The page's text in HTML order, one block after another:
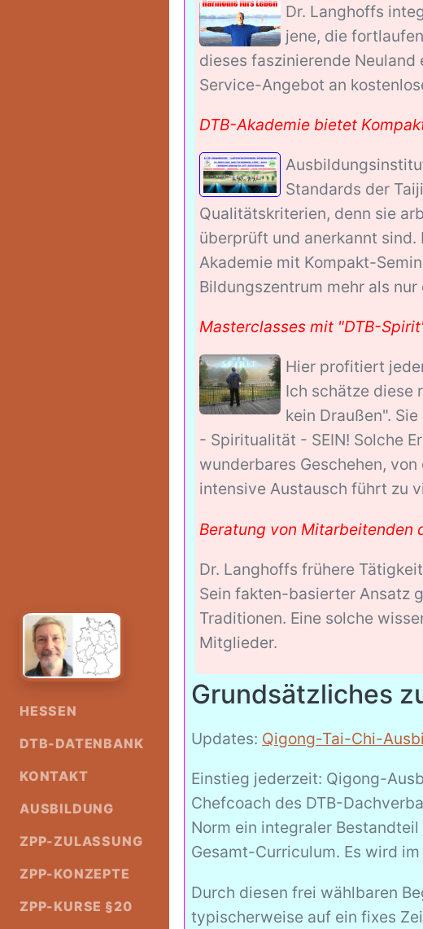
HESSEN
DTB-DATENBANK
KONTAKT
AUSBILDUNG
ZPP-ZULASSUNG
ZPP-KONZEPTE
ZPP-KURSE §20
Dr. Langhoffs
jene, die
dieses faszinierende
Service-Angebot an
DTB-Akademie bietet
Standards der
Qualitätskriterien, denn sie
überprüft und anerkannt
Akademie mit Kompakt-
Bildungszentrum mehr als
Masterclasses mit "DTB-
Hier profitiert
Ich schätze diese
kein Draußen".
- Spiritualität - SEIN! Solche
wunderbares Geschehen,
intensive Austausch führt zu
Beratung von Mitarbeitenden
Dr. Langhoffs frühere
Sein fakten-basierter Ansatz
Traditionen. Eine solche
Mitglieder.
Grundsätzliches
Updates: Qigong-Tai-Chi-
Einstieg jederzeit: Qigong-
Chefcoach des DTB-
Norm ein integraler
Gesamt-Curriculum. Es wird
Durch diesen frei wählbaren
typischerweise auf ein fixes